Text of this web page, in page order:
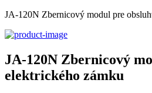
JA-120N Zbernicový modul pre
JA-120N Zbernicový
elektrického zámku